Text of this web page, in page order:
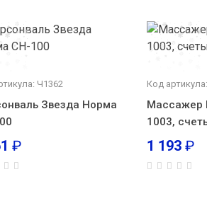
Ч1362
Звезда Норма
₽
Код
Массажер
1003,
1 193 ₽